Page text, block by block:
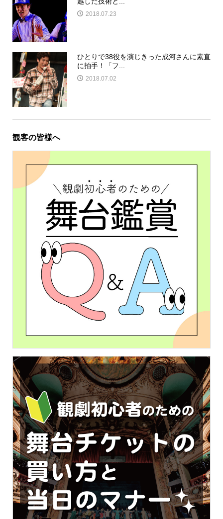
2018.07.23
ひとりで38役を演じきった成河さんに素直
に拍手！「フ...
2018.07.02
観客の皆様へ